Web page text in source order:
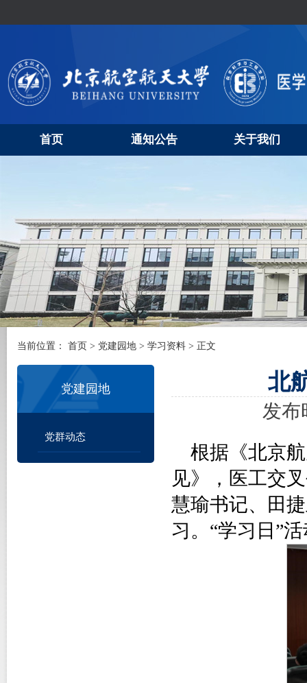
首页 通知公告 关于我们
当前位置： 首页 > 党建园地 > 学习资料 > 正文
党建园地
党群动态
北
发布
根据《北京
见》，医工交
慧瑜书记、田
习。“学习日”